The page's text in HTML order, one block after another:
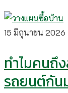
15 มิถุนายน 2026
ทำไมคนถึ
รถยนต์กัน